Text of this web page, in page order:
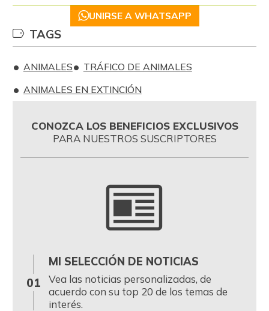
UNIRSE A WHATSAPP
TAGS
ANIMALES
TRÁFICO DE ANIMALES
ANIMALES EN EXTINCIÓN
CONOZCA LOS BENEFICIOS EXCLUSIVOS
PARA NUESTROS SUSCRIPTORES
01
MI SELECCIÓN DE NOTICIAS
Vea las noticias personalizadas, de
acuerdo con su top 20 de los temas de
interés.